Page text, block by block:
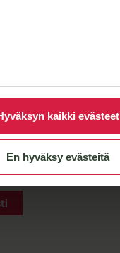
kaikki evästeet
En hyväksy evästeitä